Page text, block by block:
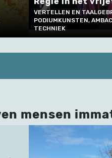
EN
Fretteren
NATUUR EN
TECHNIEK
mensen